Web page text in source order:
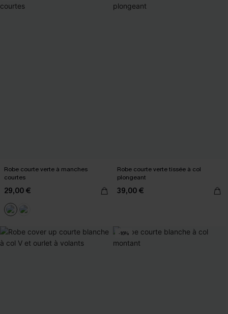
Robe courte verte à manches
courtes
29,00 €
Robe courte verte tissée à col
plongeant
39,00 €
-16%